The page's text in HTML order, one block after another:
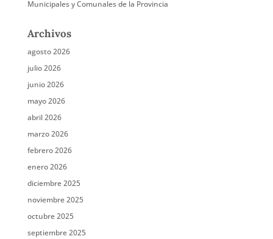
Municipales y Comunales de la Provincia
Archivos
agosto 2026
julio 2026
junio 2026
mayo 2026
abril 2026
marzo 2026
febrero 2026
enero 2026
diciembre 2025
noviembre 2025
octubre 2025
septiembre 2025